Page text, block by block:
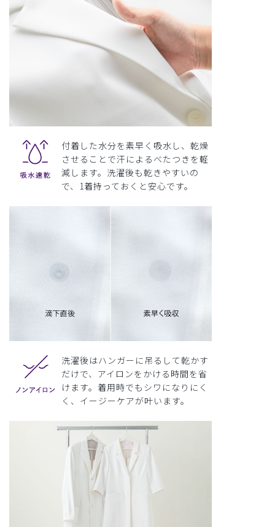
付着した水分を素早く吸水し、乾燥
させることで汗によるべたつきを軽
減します。洗濯後も乾きやすいの
で、1着持っておくと安心です。
洗濯後はハンガーに吊るして乾かす
だけで、アイロンをかける時間を省
けます。着用時でもシワになりにく
く、イージーケアが叶います。